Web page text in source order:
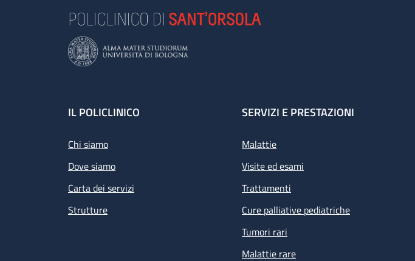
Footer
IL POLICLINICO
Chi siamo
Dove siamo
Carta dei servizi
Strutture
SERVIZI E PRESTAZIONI
Malattie
Visite ed esami
Trattamenti
Cure palliative pediatriche
Tumori rari
Malattie rare